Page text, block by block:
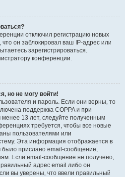
отключил регистрацию новых
он заблокировал ваш IP-адрес или
зарегистрироваться.
конференции.
но не могу войти!
и пароль. Если они верны, то
поддержка COPPA и при
менее 13 лет, следуйте полученным
требуется, чтобы все новые
пользователями или
Эта информация отображается в
было прислано email-сообщение,
Если email-сообщение не получено,
адрес email либо он
вы уверены, что ввели правильный